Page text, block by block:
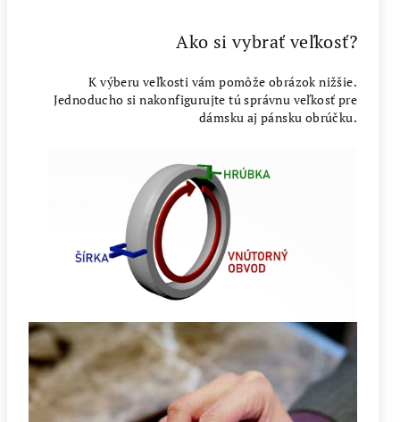
Ako si vybrať veľkosť?
K výberu veľkosti vám pomôže obrázok nižšie.
Jednoducho si nakonfigurujte tú správnu veľkosť pre
dámsku aj pánsku obrúčku.